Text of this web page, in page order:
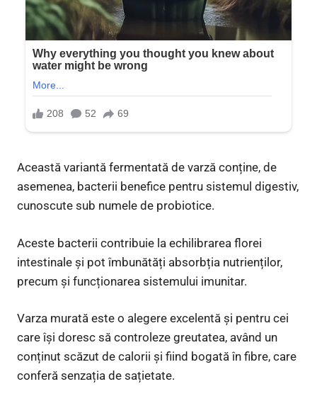
Această variantă fermentată de varză conține, de
asemenea, bacterii benefice pentru sistemul digestiv,
cunoscute sub numele de probiotice.
Aceste bacterii contribuie la echilibrarea florei
intestinale și pot îmbunătăți absorbția nutrienților,
precum și funcționarea sistemului imunitar.
Varza murată este o alegere excelentă și pentru cei
care își doresc să controleze greutatea, având un
conținut scăzut de calorii și fiind bogată în fibre, care
conferă senzația de sațietate.